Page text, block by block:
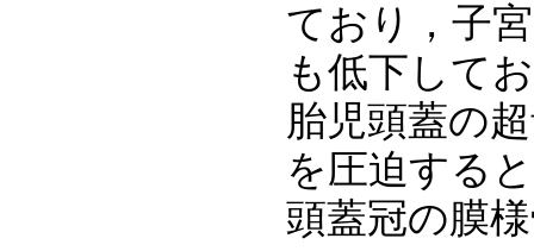
ており，子
も低下して
胎児頭蓋の
を圧迫する
頭蓋冠の膜